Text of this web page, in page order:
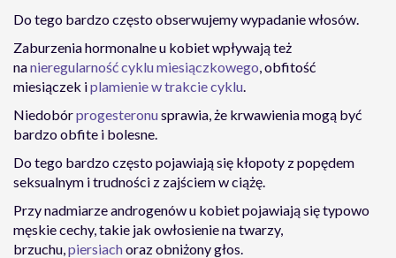
Do tego bardzo często obserwujemy wypadanie włosów.
Zaburzenia hormonalne u kobiet wpływają też
nanieregularność cyklu miesiączkowego, obfitość
miesiączek iplamienie w trakcie cyklu.
Niedobórprogesteronusprawia, że krwawienia mogą być
bardzo obfite i bolesne.
Do tego bardzo często pojawiają się kłopoty z popędem
seksualnym i trudności z zajściem w ciążę.
Przy nadmiarze androgenów u kobiet pojawiają się typowo
męskie cechy, takie jak owłosienie na twarzy,
brzuchu,piersiachoraz obniżony głos.